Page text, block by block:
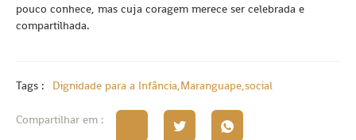
pouco conhece, mas cuja coragem merece ser celebrada e
compartilhada.
Tags : Dignidade para a Infância,Maranguape,social
Compartilhar em :